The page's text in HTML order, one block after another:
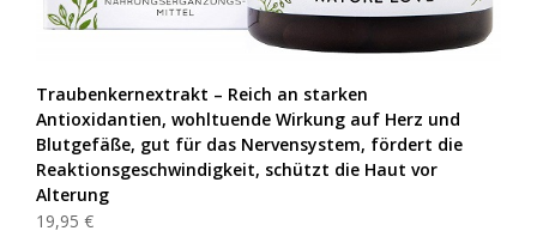
Traubenkernextrakt – Reich an starken
Antioxidantien, wohltuende Wirkung auf Herz und
Blutgefäße, gut für das Nervensystem, fördert die
Reaktionsgeschwindigkeit, schützt die Haut vor
Alterung
19,95 €